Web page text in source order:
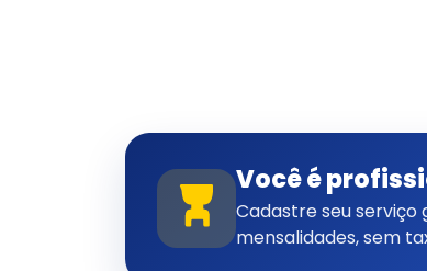
Você é
Cadastre seu
mensalidades, sem